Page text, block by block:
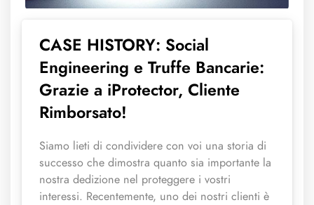
CASE HISTORY: Social
Engineering e Truffe Bancarie:
Grazie a iProtector, Cliente
Rimborsato!
Siamo lieti di condividere con voi una storia di
successo che dimostra quanto sia importante la
nostra dedizione nel proteggere i vostri
interessi. Recentemente, uno dei nostri clienti è